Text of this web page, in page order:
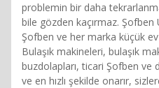
problemin bir daha
bile gözden kaçırmaz. Şofben
Şofben ve her marka küçük ev
Bulaşık makineleri, bulaşık
buzdolapları, ticari Şofben ve
ve en hızlı şekilde onarır,